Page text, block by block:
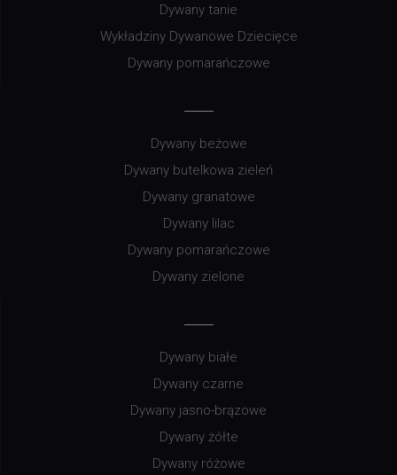
Dywany tanie
Wykładziny Dywanowe Dziecięce
Dywany pomarańczowe
Dywany beżowe
Dywany butelkowa zieleń
Dywany granatowe
Dywany lilac
Dywany pomarańczowe
Dywany zielone
Dywany białe
Dywany czarne
Dywany jasno-brązowe
Dywany żółte
Dywany różowe